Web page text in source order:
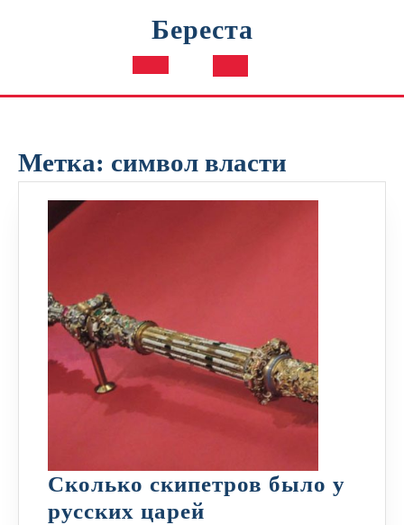
Береста
Кнопка
Метка: символ власти
Сколько скипетров было у
русских царей